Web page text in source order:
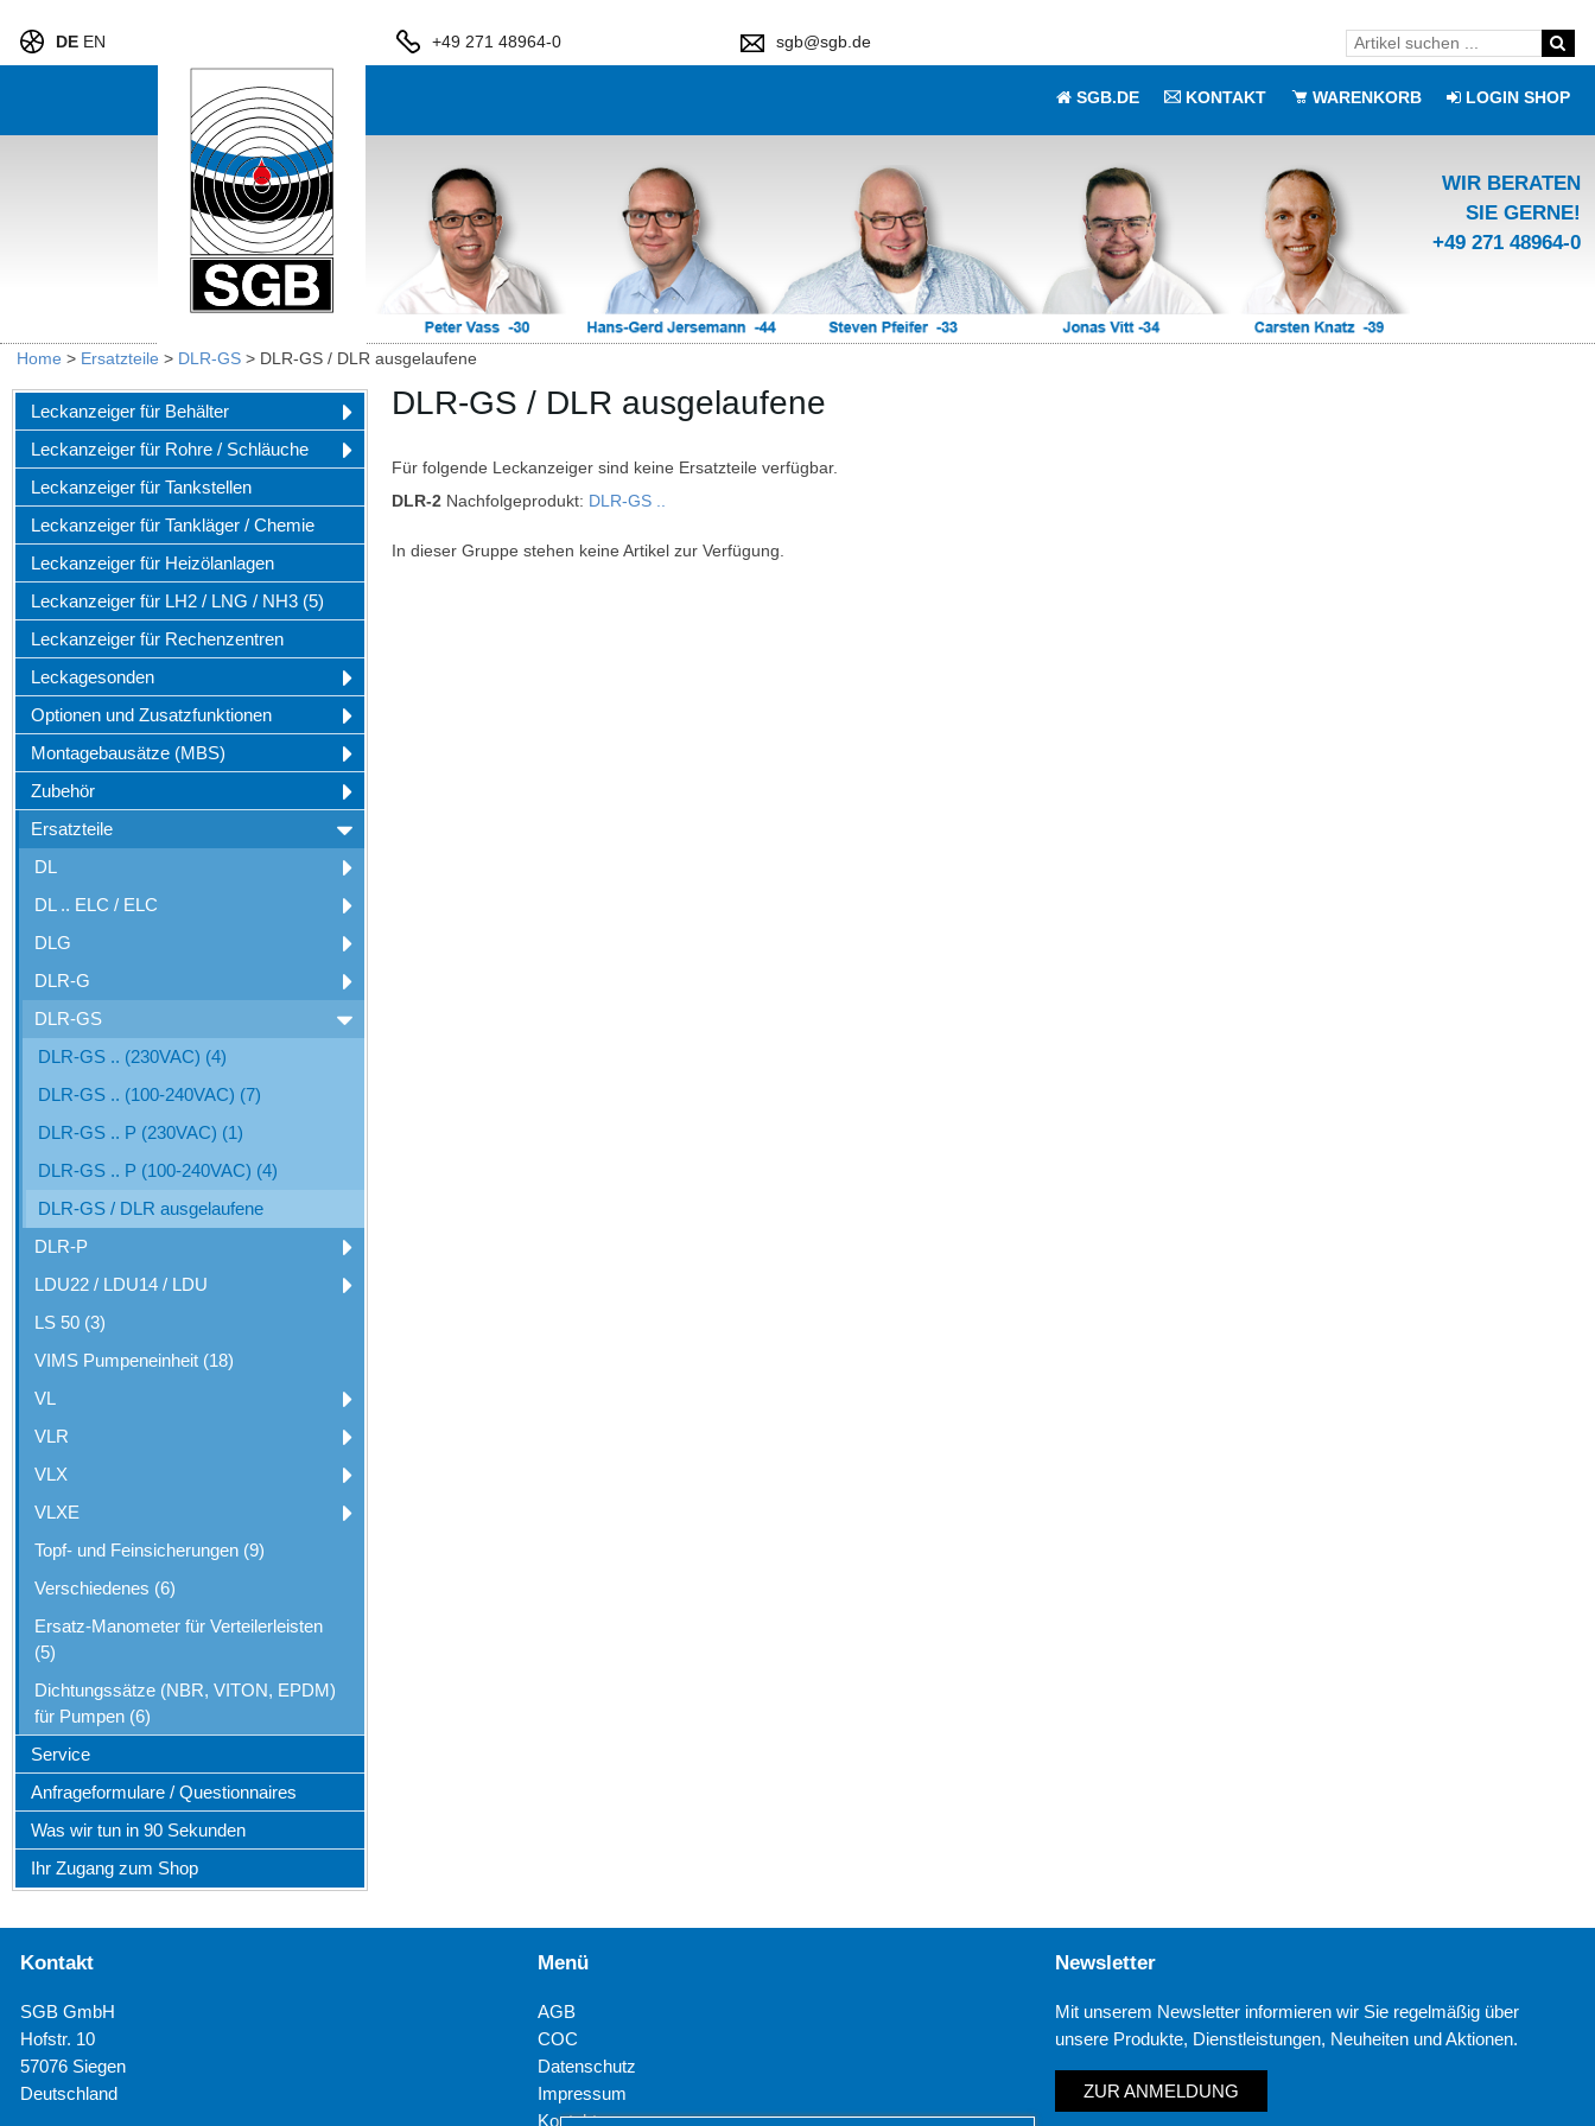
DE EN +49 271 48964-0 sgb@sgb.de
LOGIN SHOP
WARENKORB
KONTAKT
SGB.DE
WIR BERATEN
SIE GERNE!
+49 271 48964-0
Home > Ersatzteile > DLR-GS > DLR-GS / DLR ausgelaufene
Leckanzeiger für Behälter
Leckanzeiger für Rohre / Schläuche
Leckanzeiger für Tankstellen
Leckanzeiger für Tankläger / Chemie
Leckanzeiger für Heizölanlagen
Leckanzeiger für LH2 / LNG / NH3 (5)
Leckanzeiger für Rechenzentren
Leckagesonden
Optionen und Zusatzfunktionen
Montagebausätze (MBS)
Zubehör
Ersatzteile
DL
DL .. ELC / ELC
DLG
DLR-G
DLR-GS
DLR-GS .. (230VAC) (4)
DLR-GS .. (100-240VAC) (7)
DLR-GS .. P (230VAC) (1)
DLR-GS .. P (100-240VAC) (4)
DLR-GS / DLR ausgelaufene
DLR-P
LDU22 / LDU14 / LDU
LS 50 (3)
VIMS Pumpeneinheit (18)
VL
VLR
VLX
VLXE
Topf- und Feinsicherungen (9)
Verschiedenes (6)
Ersatz-Manometer für Verteilerleisten
(5)
Dichtungssätze (NBR, VITON, EPDM)
für Pumpen (6)
Service
Anfrageformulare / Questionnaires
Was wir tun in 90 Sekunden
Ihr Zugang zum Shop
DLR-GS / DLR ausgelaufene
Für folgende Leckanzeiger sind keine Ersatzteile verfügbar.
DLR-2 Nachfolgeprodukt: DLR-GS ..
In dieser Gruppe stehen keine Artikel zur Verfügung.
Kontakt
SGB GmbH
Hofstr. 10
57076 Siegen
Deutschland
Menü
AGB
COC
Datenschutz
Impressum
Kontakt
Newsletter
Mit unserem Newsletter informieren wir Sie regelmäßig über
unsere Produkte, Dienstleistungen, Neuheiten und Aktionen.
ZUR ANMELDUNG